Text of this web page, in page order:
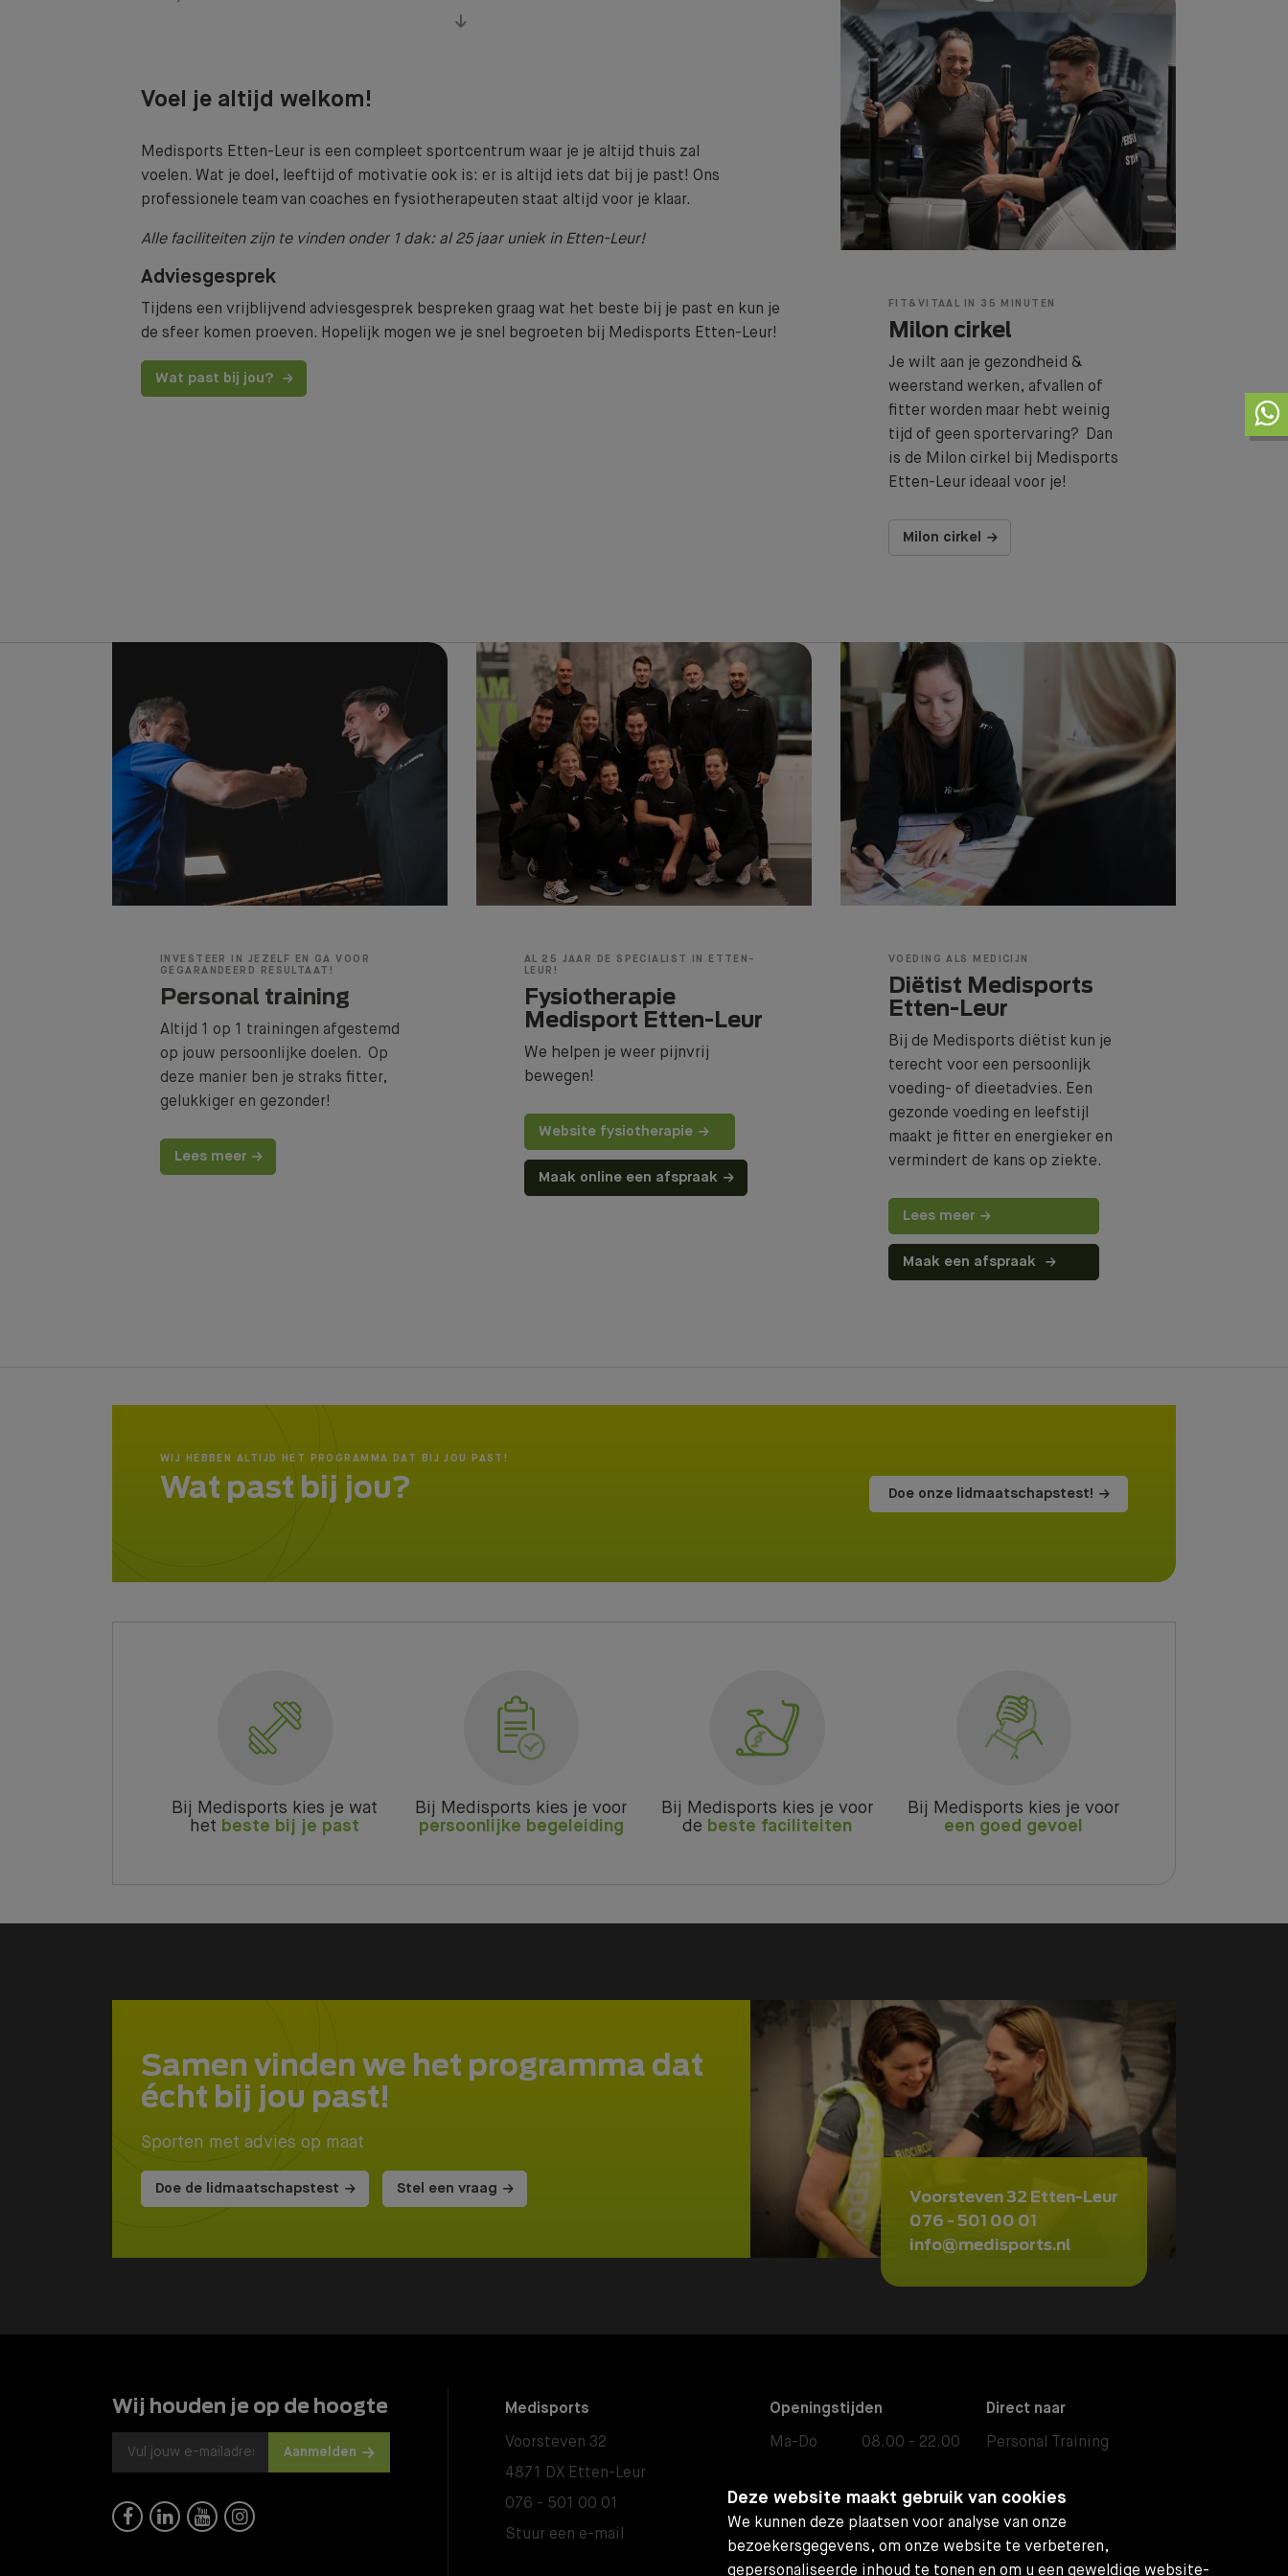
Deze website maakt gebruik van cookies
We kunnen deze plaatsen voor analyse van onze
bezoekersgegevens, om onze website te verbeteren,
gepersonaliseerde inhoud te tonen en om u een geweldige website-
Voel je altijd welkom!
Medisports Etten-Leur is een compleet sportcentrum waar je je altijd thuis zal
voelen. Wat je doel, leeftijd of motivatie ook is: er is altijd iets dat bij je past! Ons
professionele team van coaches en fysiotherapeuten staat altijd voor je klaar.
Alle faciliteiten zijn te vinden onder 1 dak: al 25 jaar uniek in Etten-Leur!
Adviesgesprek
Tijdens een vrijblijvend adviesgesprek bespreken graag wat het beste bij je past en kun je
de sfeer komen proeven. Hopelijk mogen we je snel begroeten bij Medisports Etten-Leur!
Wat past bij jou?
FIT&VITAAL IN 35 MINUTEN
Milon cirkel
Je wilt aan je gezondheid &
weerstand werken, afvallen of
fitter worden maar hebt weinig
tijd of geen sportervaring? Dan
is de Milon cirkel bij Medisports
Etten-Leur ideaal voor je!
Milon cirkel
INVESTEER IN JEZELF EN GA VOOR
GEGARANDEERD RESULTAAT!
Personal training
Altijd 1 op 1 trainingen afgestemd
op jouw persoonlijke doelen. Op
deze manier ben je straks fitter,
gelukkiger en gezonder!
Lees meer
AL 25 JAAR DE SPECIALIST IN ETTEN-
LEUR!
Fysiotherapie
Medisport Etten-Leur
We helpen je weer pijnvrij
bewegen!
Website fysiotherapie
Maak online een afspraak
VOEDING ALS MEDICIJN
Diëtist Medisports
Etten-Leur
Bij de Medisports diëtist kun je
terecht voor een persoonlijk
voeding- of dieetadvies. Een
gezonde voeding en leefstijl
maakt je fitter en energieker en
vermindert de kans op ziekte.
Lees meer
Maak een afspraak
WIJ HEBBEN ALTIJD HET PROGRAMMA DAT BIJ JOU PAST!
Wat past bij jou? Doe onze lidmaatschapstest!
Bij Medisports kies je wat
het beste bij je past
Bij Medisports kies je voor
persoonlijke begeleiding
Bij Medisports kies je voor
de beste faciliteiten
Bij Medisports kies je voor
een goed gevoel
Voorsteven 32 Etten-Leur
076 - 501 00 01
info@medisports.nl
Samen vinden we het programma dat
écht bij jou past!
Sporten met advies op maat
Doe de lidmaatschapstest Stel een vraag
Wij houden je op de hoogte
Aanmelden
   
Medisports
Voorsteven 32
4871 DX Etten-Leur
076 - 501 00 01
Stuur een e-mail
Openingstijden
Ma-Do
08.00 - 22.00
Zaterdag
08.00 - 13.00
Direct naar
Personal Training
Small Group Training
Lidmaatschapstest
BENIEUWD WAT BIJ JE PAST?
Wij helpen je graag
DOE DE TEST!